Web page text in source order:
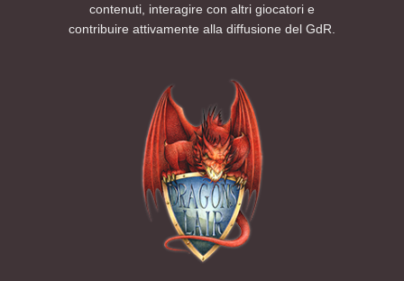
contenuti, interagire con altri giocatori e
contribuire attivamente alla diffusione del GdR.